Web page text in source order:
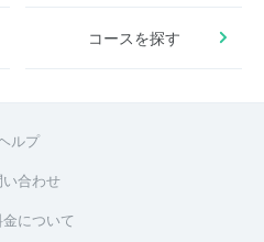
コースを探す
ルプ
い合わせ
について